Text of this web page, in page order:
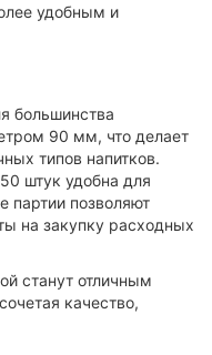
удобным и
большинства
90 мм, что делает
типов напитков.
штук удобна для
партии позволяют
на закупку расходных
станут отличным
качество,